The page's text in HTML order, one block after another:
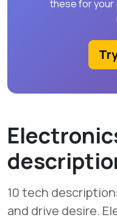
these for your
10 tech
and drive desire.